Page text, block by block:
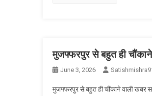
मुजफ्फरपुर से बहुत ही
June 3, 2026
मुजफ्फरपुर से बहुत ही चौंकाने वाली खबर